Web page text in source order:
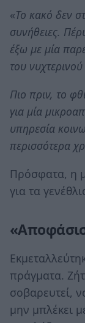
«Το κακό δεν
συνήθειες.
έξω με μία
του
Πιο πριν, το
για μία
υπηρεσία
περισσότερα
Πρόσφατα, η
για τα
πράγματα.
σοβαρευτεί,
μην μπλέκει